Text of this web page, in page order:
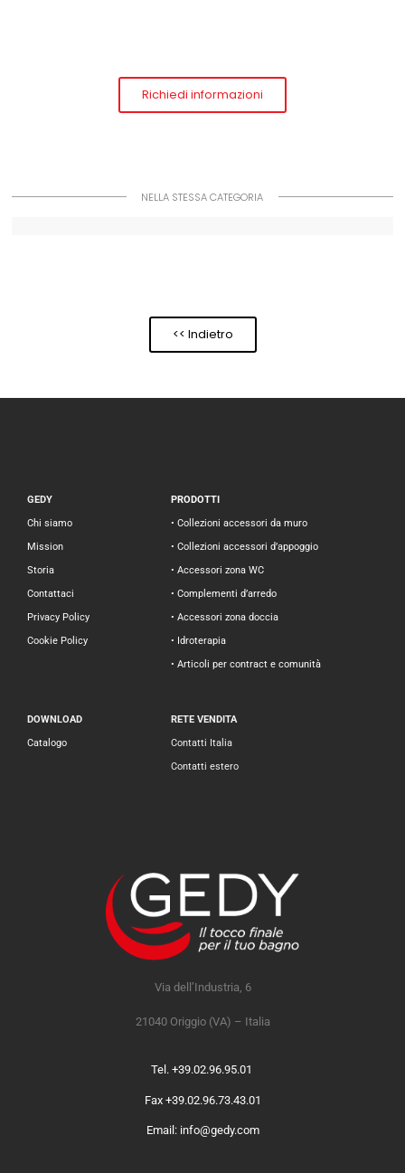
Richiedi informazioni
NELLA STESSA CATEGORIA
<< Indietro
GEDY
Chi siamo
Mission
Storia
Contattaci
Privacy Policy
Cookie Policy
PRODOTTI
• Collezioni accessori da muro
• Collezioni accessori d’appoggio
• Accessori zona WC
• Complementi d’arredo
• Accessori zona doccia
• Idroterapia
• Articoli per contract e comunità
DOWNLOAD
Catalogo
RETE VENDITA
Contatti Italia
Contatti estero
Via dell’Industria, 6
21040 Origgio (VA) – Italia
Tel. +39.02.96.95.01
Fax +39.02.96.73.43.01
Email: info@gedy.com